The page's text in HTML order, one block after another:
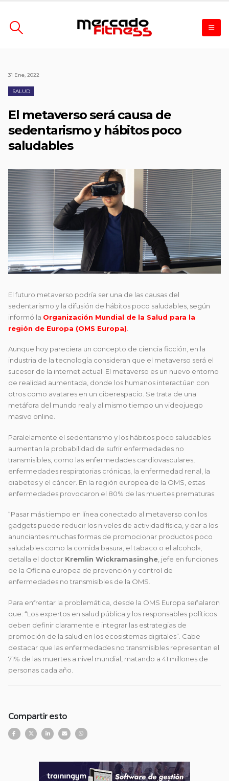
31 Ene, 2022
SALUD
El metaverso será causa de
sedentarismo y hábitos poco
saludables
El futuro metaverso podría ser una de las causas del
sedentarismo y la difusión de hábitos poco saludables, según
informó la Organización Mundial de la Salud para la
región de Europa (OMS Europa)
Aunque hoy pareciera un concepto de ciencia ficción, en la
industria de la tecnología consideran que el metaverso será el
sucesor de la internet actual. El metaverso es un nuevo entorno
de realidad aumentada, donde los humanos interactúan con
otros como avatares en un ciberespacio. Se trata de una
metáfora del mundo real y al mismo tiempo un videojuego
masivo online.
Paralelamente el sedentarismo y los hábitos poco saludables
aumentan la probabilidad de sufrir enfermedades no
transmisibles, como las enfermedades cardiovasculares,
enfermedades respiratorias crónicas, la enfermedad renal, la
diabetes y el cáncer. En la región europea de la OMS, estas
enfermedades provocaron el 80% de las muertes prematuras.
“Pasar más tiempo en línea conectado al metaverso con los
gadgets puede reducir los niveles de actividad física, y dar a los
anunciantes muchas formas de promocionar productos poco
saludables como la comida basura, el tabaco o el alcohol»,
detalla el doctor Kremlin Wickramasinghe, jefe en funciones
de la Oficina europea de prevención y control de
enfermedades no transmisibles de la OMS.
Para enfrentar la problemática, desde la OMS Europa señalaron
que: “Los expertos en salud pública y los responsables políticos
deben definir claramente e integrar las estrategias de
promoción de la salud en los ecosistemas digitales”. Cabe
destacar que las enfermedades no transmisibles representan el
71% de las muertes a nivel mundial, matando a 41 millones de
personas cada año.
Compartir esto